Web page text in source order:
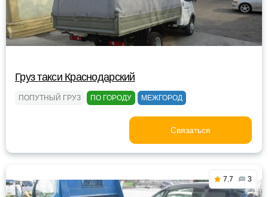
Груз такси Краснодарский
ПОПУТНЫЙ ГРУЗ ПО ГОРОДУ МЕЖГОРОД
Связаться
7.7 3